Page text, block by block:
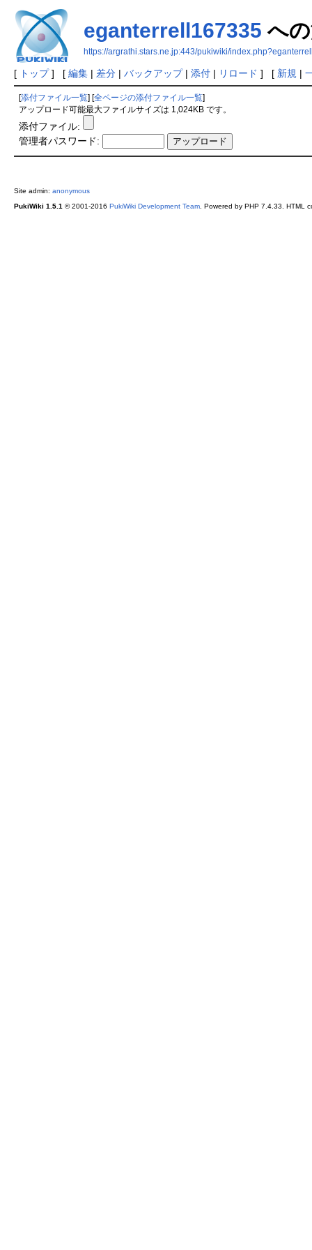
eganterrell167335 へ
https://argrathi.stars.ne.jp:443/pukiwiki/
[ トップ] [ 編集| 差分| バックアップ| 添付| リロード ] [ 新規 |
添付ファイル一覧 全ページの添付ファイル一覧
アップロード可能最大ファイルサイズは 1,024KB です。
添付ファイル:
管理者パスワード:
Site admin: anonymous
PukiWiki 1.5.1 © 2001-2016 PukiWiki Development Team. Powered by PHP 7.4.33. HTML